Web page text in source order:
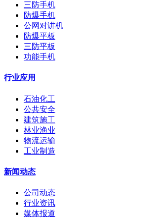
三防手机
防爆手机
公网对讲机
防爆平板
三防平板
功能手机
行业应用
石油化工
公共安全
建筑施工
林业渔业
物流运输
工业制造
新闻动态
公司动态
行业资讯
媒体报道